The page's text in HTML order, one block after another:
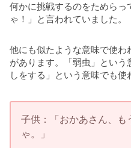
何かに挑戦するのをためらっ
ゃ！」と言われていました。
他にも似たような意味で使わ
があります。「弱虫」という
しをする」という意味でも使
子供：「おかあさん、も
ゃ。」